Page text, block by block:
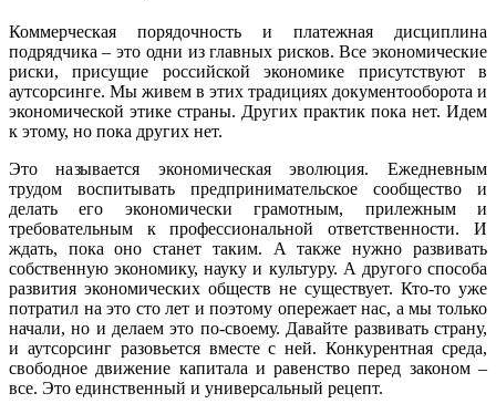
Коммерческая порядочность и платежная дисциплина
подрядчика – это одни из главных рисков. Все экономические
риски, присущие российской экономике присутствуют в
аутсорсинге. Мы живем в этих традициях документооборота и
экономической этике страны. Других практик пока нет. Идем
к этому, но пока других нет.
Это называется экономическая эволюция. Ежедневным
трудом воспитывать предпринимательское сообщество и
делать его экономически грамотным, прилежным и
требовательным к профессиональной ответственности. И
ждать, пока оно станет таким. А также нужно развивать
собственную экономику, науку и культуру. А другого способа
развития экономических обществ не существует. Кто-то уже
потратил на это сто лет и поэтому опережает нас, а мы только
начали, но и делаем это по-своему. Давайте развивать страну,
и аутсорсинг разовьется вместе с ней. Конкурентная среда,
свободное движение капитала и равенство перед законом –
все. Это единственный и универсальный рецепт.